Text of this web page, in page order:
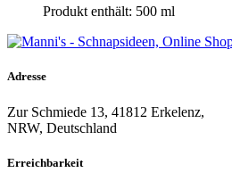
Produkt enthält: 500 ml
Adresse
Zur Schmiede 13, 41812 Erkelenz,
NRW, Deutschland
Erreichbarkeit​